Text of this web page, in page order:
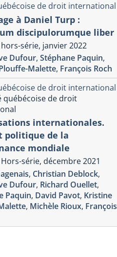
de droit international
à Daniel Turp :
discipulorumque liber
série, janvier 2022
Dufour, Stéphane Paquin,
Malette, François Roch
de droit international
québécoise de droit
internationales.
politique de la
mondiale
série, décembre 2021
, Christian Deblock,
Dufour, Richard Ouellet,
Paquin, David Pavot, Kristine
, Michèle Rioux, François